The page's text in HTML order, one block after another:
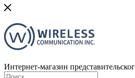
Интернет-магазин